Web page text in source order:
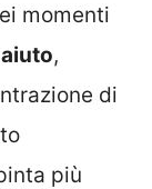
momenti
,
di
più